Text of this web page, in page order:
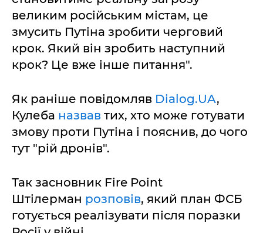
великим російським містам, це
змусить Путіна зробити черговий
крок. Який він зробить наступний
крок? Це вже інше питання".
Як раніше повідомляв Dialog.UA,
Кулеба назвав тих, хто може готувати
змову проти Путіна і пояснив, до чого
тут "рій дронів".
Так засновник Fire Point
Штілерман розповів, який план ФСБ
готується реалізувати після поразки